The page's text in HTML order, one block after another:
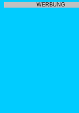
WERBUNG